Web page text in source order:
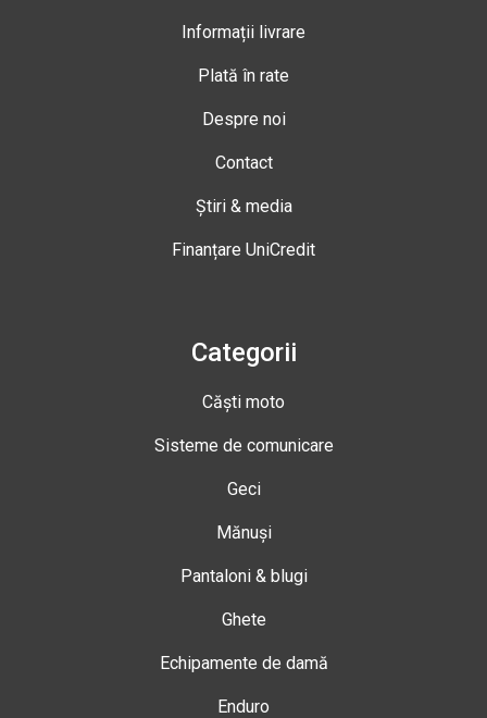
Informații livrare
Plată în rate
Despre noi
Contact
Știri & media
Finanțare UniCredit
Categorii
Căști moto
Sisteme de comunicare
Geci
Mănuși
Pantaloni & blugi
Ghete
Echipamente de damă
Enduro